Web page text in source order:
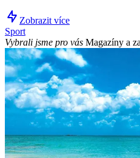
Zobrazit více
Sport
Vybrali jsme pro vás Magazíny a